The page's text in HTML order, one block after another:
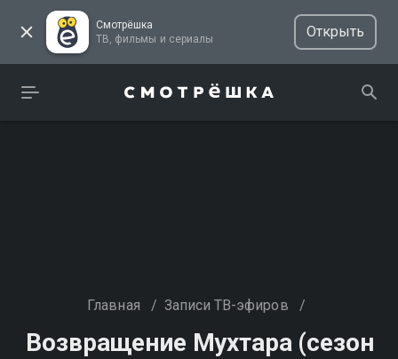
Смотрёшка
ТВ, фильмы и сериалы
Открыть
Главная / Записи ТВ-эфиров /
Возвращение Мухтара (сезон